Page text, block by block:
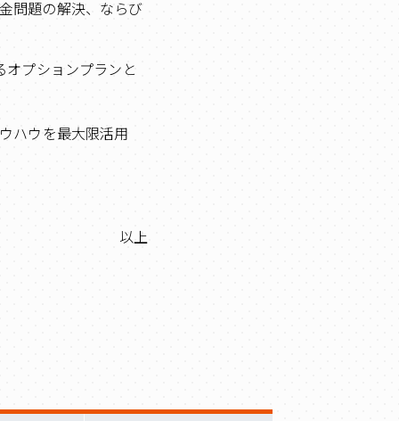
問題の解決、ならび
プションプランと
ハウを最大限活用
以上